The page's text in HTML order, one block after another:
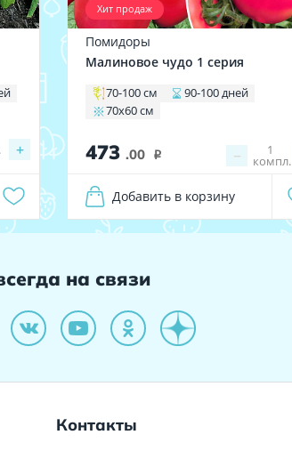
+
Хит продаж
Помидоры
Малиновое чудо 1 серия
70-100 см
90-100 дней
70х60 см
473 .00 i − 1
компл.
Добавить в корзину
на связи
Контакты